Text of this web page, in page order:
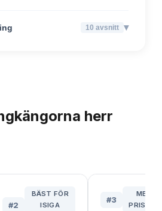
10 avsnitt ▾
herr
#2
BÄST FÖR
ISIGA
#3
MEST